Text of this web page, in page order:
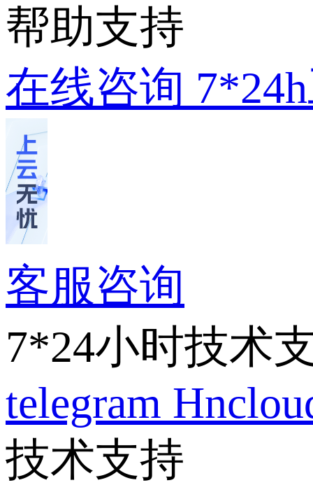
帮助支持
在线咨询
客服咨询
7*24小时技术
telegram
技术支持